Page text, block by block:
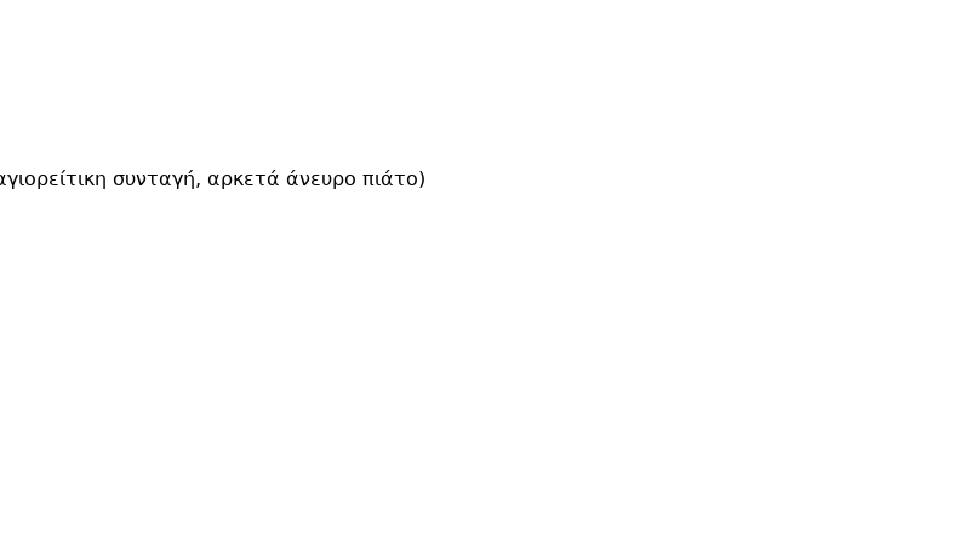
συνταγή, αρκετά άνευρο πιάτο)